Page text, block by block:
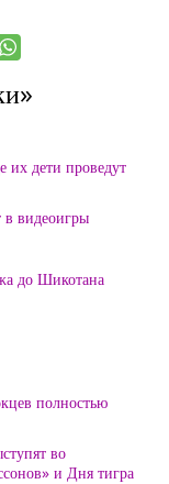
их дети проведут
в видеоигры
до Шикотана
полностью
во
и Дня тигра